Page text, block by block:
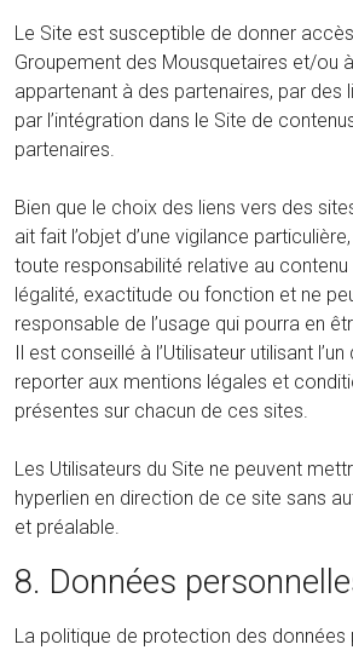
Le Site est susceptible de donner
Groupement des Mousquetaires et/ou
appartenant à des partenaires, par des
par l’intégration dans le Site de
partenaires.
Bien que le choix des liens vers des
ait fait l’objet d’une vigilance
toute responsabilité relative au
légalité, exactitude ou fonction et ne
responsable de l’usage qui pourra en
Il est conseillé à l’Utilisateur utilisant
reporter aux mentions légales et
présentes sur chacun de ces sites.
Les Utilisateurs du Site ne peuvent
hyperlien en direction de ce site sans
et préalable.
8. Données
La politique de protection des données